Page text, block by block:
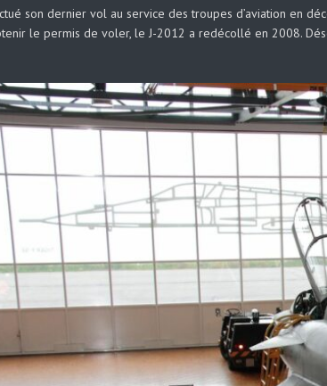
son dernier vol au service des troupes d’aviation en
le permis de voler, le J-2012 a redécollé en 2008.